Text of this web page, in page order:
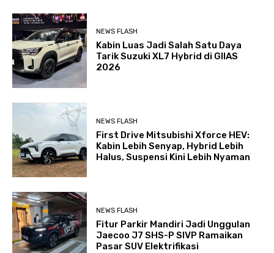
NEWS FLASH
Kabin Luas Jadi Salah Satu Daya
Tarik Suzuki XL7 Hybrid di GIIAS
2026
NEWS FLASH
First Drive Mitsubishi Xforce HEV:
Kabin Lebih Senyap, Hybrid Lebih
Halus, Suspensi Kini Lebih Nyaman
NEWS FLASH
Fitur Parkir Mandiri Jadi Unggulan
Jaecoo J7 SHS-P SIVP Ramaikan
Pasar SUV Elektrifikasi